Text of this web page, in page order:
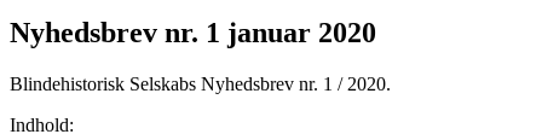
Nyhedsbrev nr. 1 januar 2020
Blindehistorisk Selskabs Nyhedsbrev nr. 1 / 2020.
Indhold: